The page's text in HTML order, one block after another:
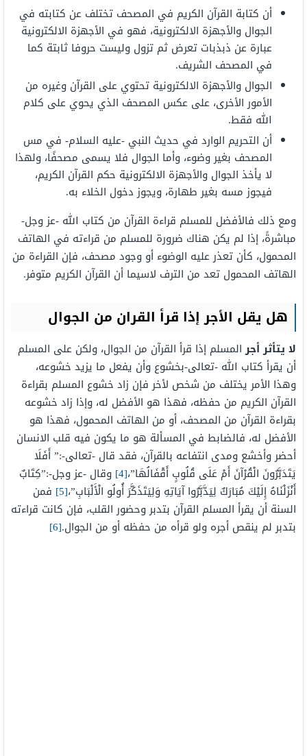
أن كتابة القرآن الكريم في المصحف تختلف عن كتابته في
الجوال والأجهزة الالكترونية، فهو في الأجهزة الالكترونية
عبارة عن ذبذبات تعرض ثم تزول وليست حروفا ثابتة كما
في المصحف الشريف.
الجوال والأجهزة الالكترونية تحتوي على القرآن وغيره من
الأمور الأخرى، على عكس المصحف الذي يحوي على كلام
الله فقط.
أن التحريم الوارد في حديث النبي -عليه السلام- في مس
المصحف بغير وضوء، وأما الجوال فلا يسمى مصحفًا، ولهذا
لا يأخذ الجوال والأجهزة الالكترونية حكم القرآن الكريم،
فيجوز مسه بغير طهارة، ويجوز دخول الخلاء به.
ومع ذلك فالأفضل للمسلم قراءة القرآن من كتاب الله -عز وجل-
مباشرةً، إذا لم يكن هناك ضرورة للمسلم من قراءته في الهاتف
المحمول، كأن تعذر عليه الوضوء أو وجود مصحف، فإن القراءة من
الهاتف المحمول تعد من الترف لاسيما أن القرآن الكريم متوفر.
هل يقل الأجر إذا قرأ القران من الجوال
لا يتأثر أجرالمسلم إذا قرأ القرآن من الجوال، ولكن على المسلم
أن يقرأ كتاب الله -تعالى-بخشوع وأن يفعل ما يزيد خشوعه،
وهذا الأمر يختلف من شخص لأخر فإن زاد خشوع المسلم بقراءة
القرآن الكريم من حفظه، فهذا هو الأفضل له، وإذا زاد خشوعه
بقراءة القرآن من المصحف، أو من الهاتف المحمول، فهذا هو
الأفضل له، فالضابط في المسألة هو ما يكون فيه قلب الانسان
أحضر وأخشع ومدى انتفاعه بالقرآن، فقد قال -تعالى-:” أَفَلَا
يَتَدَبَّرُونَ الْقُرْآنَ أَمْ عَلَى قُلُوبٍ أَقْفَالُهَا”،[4]
وقال -عز وجل-:”كِتَابٌ
أَنْزَلْنَاهُ إِلَيْكَ مُبَارَكٌ لِيَدَّبَّرُوا آيَاتِهِ وَلِيَتَذَكَّرَ أُولُو الْأَلْبَابِ”،[5]
فمن
السنة أن يقرأ المسلم القرآن بتدبر وحضور القلب، فإن كانت قراءته
بتدبر لم ينقص أجره ولو قرأه من حفظه أو من الجوال.[6]